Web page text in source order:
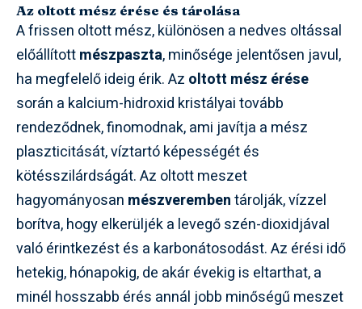
Az oltott mész érése és tárolása
A frissen oltott mész, különösen a nedves oltással
előállítottmészpaszta, minősége jelentősen javul,
ha megfelelő ideig érik. Az oltott mész érése
során a kalcium-hidroxid kristályai tovább
rendeződnek, finomodnak, ami javítja a mész
plaszticitását, víztartó képességét és
kötésszilárdságát. Az oltott meszet
hagyományosan mészverembentárolják, vízzel
borítva, hogy elkerüljék a levegő szén-dioxidjával
való érintkezést és a karbonátosodást. Az érési idő
hetekig, hónapokig, de akár évekig is eltarthat, a
minél hosszabb érés annál jobb minőségű meszet